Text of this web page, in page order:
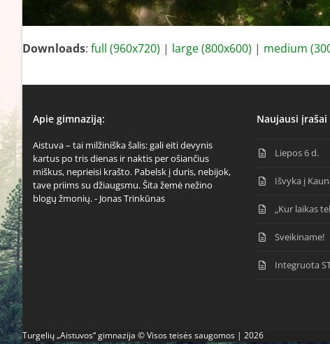
Downloads: full (960x720) | large (800x600) | medium
Apie gimnaziją:
Aistuva – tai milžiniška šalis: gali eiti devynis
kartus po tris dienas ir naktis per ošiančius
miškus, neprieisi krašto. Pabelsk į duris, nebijok,
tave priims su džiaugsmu. Šita žemė nežino
blogų žmonių. - Jonas Trinkūnas
Naujausi įrašai
Liepos 6 d.
Išvyka į
„Kur laikas
Sveikiname!
Integruota
Turgelių „Aistuvos“ gimnazija © Visos teisės saugomos | 2026